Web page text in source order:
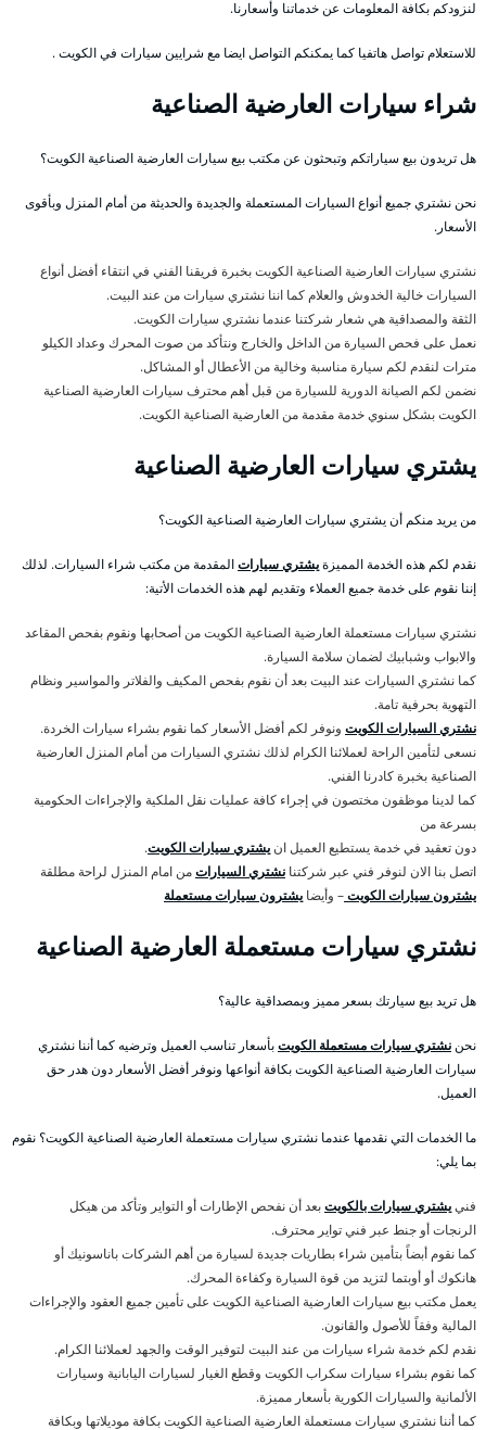
لنزودكم بكافة المعلومات عن خدماتنا وأسعارنا.
للاستعلام تواصل هاتفيا كما يمكنكم التواصل ايضا مع شرايين سيارات في الكويت .
شراء سيارات العارضية الصناعية
هل تريدون بيع سياراتكم وتبحثون عن مكتب بيع سيارات العارضية الصناعية الكويت؟
نحن نشتري جميع أنواع السيارات المستعملة والجديدة والحديثة من أمام المنزل وبأقوى
الأسعار.
نشتري سيارات العارضية الصناعية الكويت بخبرة فريقنا الفني في انتقاء أفضل أنواع
السيارات خالية الخدوش والعلام كما اننا نشتري سيارات من عند البيت.
الثقة والمصداقية هي شعار شركتنا عندما نشتري سيارات الكويت.
نعمل على فحص السيارة من الداخل والخارج ونتأكد من صوت المحرك وعداد الكيلو
مترات لنقدم لكم سيارة مناسبة وخالية من الأعطال أو المشاكل.
نضمن لكم الصيانة الدورية للسيارة من قبل أهم محترف سيارات العارضية الصناعية
الكويت بشكل سنوي خدمة مقدمة من العارضية الصناعية الكويت.
يشتري سيارات العارضية الصناعية
من يريد منكم أن يشتري سيارات العارضية الصناعية الكويت؟
نقدم لكم هذه الخدمة المميزةيشتري سياراتالمقدمة من مكتب شراء السيارات. لذلك
إننا نقوم على خدمة جميع العملاء وتقديم لهم هذه الخدمات الأتية:
نشتري سيارات مستعملة العارضية الصناعية الكويت من أصحابها ونقوم بفحص المقاعد
والابواب وشبابيك لضمان سلامة السيارة.
كما نشتري السيارات عند البيت بعد أن نقوم بفحص المكيف والفلاتر والمواسير ونظام
التهوية بحرفية تامة.
نشتري السيارات الكويت ونوفر لكم أفضل الأسعار كما نقوم بشراء سيارات الخردة.
نسعى لتأمين الراحة لعملائنا الكرام لذلك نشتري السيارات من أمام المنزل العارضية
الصناعية بخبرة كادرنا الفني.
كما لدينا موظفون مختصون في إجراء كافة عمليات نقل الملكية والإجراءات الحكومية
بسرعة من
دون تعقيد في خدمة يستطيع العميل ان يشتري سيارات الكويت.
اتصل بنا الان لنوفر فني عبر شركتنا نشتري السياراتمن امام المنزل لراحة مطلقة
يشترون سيارات الكويت– وأيضا يشترون سيارات مستعملة
نشتري سيارات مستعملة العارضية الصناعية
هل تريد بيع سيارتك بسعر مميز وبمصداقية عالية؟
نحننشتري سيارات مستعملة الكويتبأسعار تناسب العميل وترضيه كما أننا نشتري
سيارات العارضية الصناعية الكويت بكافة أنواعها ونوفر أفضل الأسعار دون هدر حق
العميل.
ما الخدمات التي نقدمها عندما نشتري سيارات مستعملة العارضية الصناعية الكويت؟ نقوم
بما يلي:
فنييشتري سيارات بالكويتبعد أن نفحص الإطارات أو التواير وتأكد من هيكل
الرنجات أو جنط عبر فني تواير محترف.
كما نقوم أبضاً بتأمين شراء بطاريات جديدة لسيارة من أهم الشركات باناسونيك أو
هانكوك أو أوبتما لتزيد من قوة السيارة وكفاءة المحرك.
يعمل مكتب بيع سيارات العارضية الصناعية الكويت على تأمين جميع العقود والإجراءات
المالية وفقاً للأصول والقانون.
نقدم لكم خدمة شراء سيارات من عند البيت لتوفير الوقت والجهد لعملائنا الكرام.
كما نقوم بشراء سيارات سكراب الكويت وقطع الغيار لسيارات اليابانية وسيارات
الألمانية والسيارات الكورية بأسعار مميزة.
كما أننا نشتري سيارات مستعملة العارضية الصناعية الكويت بكافة موديلاتها وبكافة